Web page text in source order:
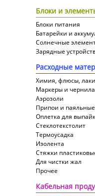
Блоки и
Блоки питания
Батарейки и
Солнечные
Зарядные
Расходные
Химия, флюсы,
Маркеры и чернила
Аэрозоли
Припои и
Оплетка для
Cтеклотекстолит
Термоусадка
Изолента
Стяжки
Для чистки жал
Прочее
Кабельная